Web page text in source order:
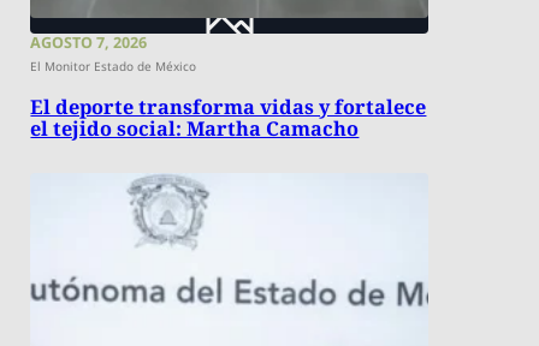
AGOSTO 7, 2026
El Monitor Estado de México
El deporte transforma vidas y fortalece
el tejido social: Martha Camacho